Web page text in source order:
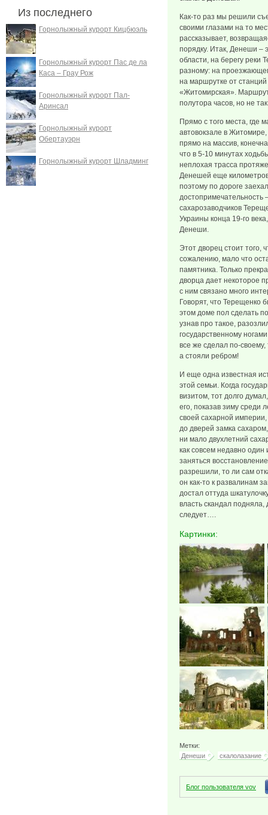
Как-то раз мы решили
своими глазами на то
рассказывает,
порядку. Итак, Денеши –
области, на берегу реки
разному: на
на маршрутке от
«Житомирская».
полутора часов, но не
Прямо с того места, где
автовокзале в
прямо на массив,
что в 5-10 минутах
неплохая трасса
Денешей еще
поэтому по дороге
достопримечательность
сахарозаводчиков
Украины конца 19-го
Денеши.
Этот дворец стоит того,
сожалению, мало что
памятника. Только
дворца дает некоторое
с ним связано много
Говорят, что Терещенко
этом доме пол сделать
узнав про такое,
государственному
все же сделал по-
а стояли ребром!
И еще одна известная
этой семьи. Когда
визитом, тот долго
его, показав зиму среди
своей сахарной
до дверей замка
ни мало двухлетний
как совсем недавно
заняться
разрешили, то ли сам
он как-то к развалинам
достал оттуда
власть скандал
следует….
Картинки:
Метки:
Денеши
скалолазание
Блог пользователя vov
Из последнего
Горнолыжный курорт Кицбюэль
Горнолыжный курорт Пас де ла
Каса – Грау Рож
Горнолыжный курорт Пал-
Аринсал
Горнолыжный курорт
Обертауэрн
Горнолыжный курорт Шладминг